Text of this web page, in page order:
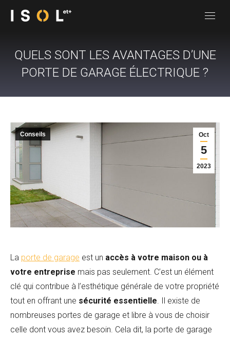
QUELS SONT LES AVANTAGES D’UNE
PORTE DE GARAGE ÉLECTRIQUE ?
Oct
5
2023
Conseils
La porte de garage est un accès à votre maison ou à
votre entreprise mais pas seulement. C’est un élément
clé qui contribue à l’esthétique générale de votre propriété
tout en offrant une sécurité essentielle. Il existe de
nombreuses portes de garage et libre à vous de choisir
celle dont vous avez besoin. Cela dit, la porte de garage